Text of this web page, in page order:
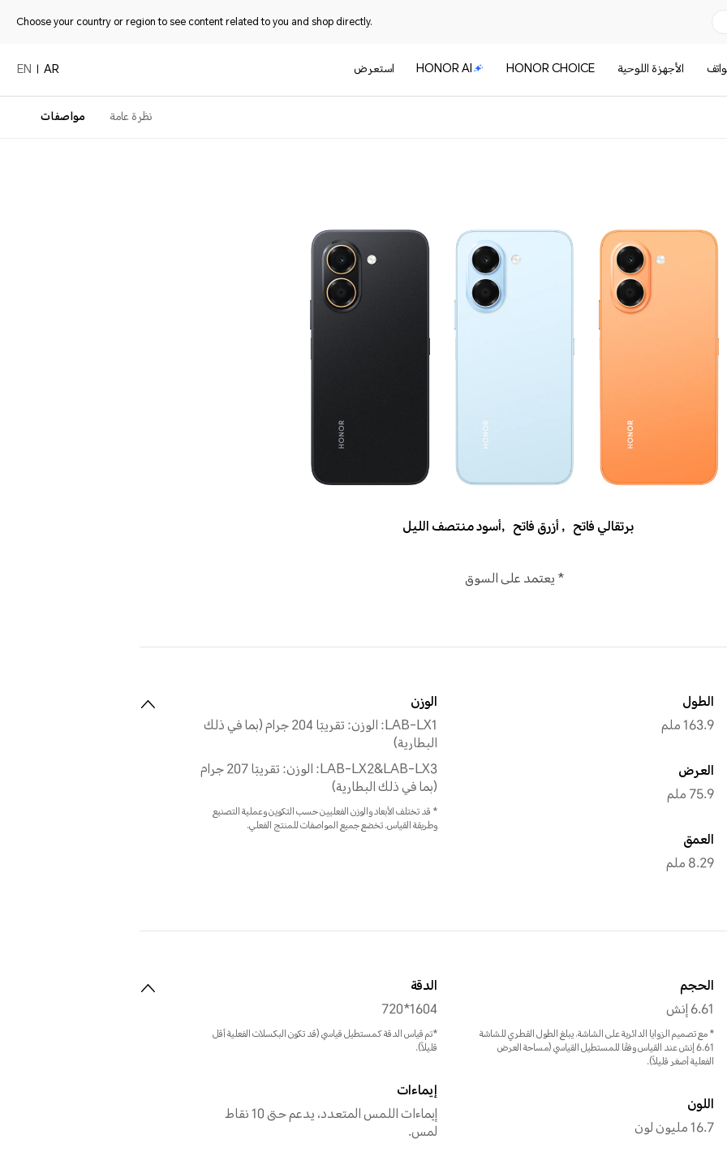
Choose your country or region to see content related to you and shop directly.
الأجهزة اللوحية HONOR CHOICE
HONOR AI استعرض AR
EN
نظرة عامة مواصفات
برتقالي فاتح ,أزرق فاتح ,أسود منتصف الليل
* يعتمد على السوق
الطول
163.9 ملم
العرض
75.9 ملم
العمق
8.29 ملم
الوزن
LAB-LX1: الوزن: تقريبًا 204 جرام (بما في ذلك
البطارية)
LAB-LX2&LAB-LX3: الوزن: تقريبًا 207 جرام
(بما في ذلك البطارية)
* قد تختلف الأبعاد والوزن الفعليين حسب التكوين وعملية التصنيع
وطريقة القياس. تخضع جميع المواصفات للمنتج الفعلي.
الحجم
6.61 إنش
* مع تصميم الزوايا الدائرية على الشاشة، يبلغ الطول القطري للشاشة
6.61 إنش عند القياس وفقًا للمستطيل القياسي (مساحة العرض
الفعلية أصغر قليلاً).
اللون
16.7 مليون لون
الدقة
1604*720
*تم قياس الدقة كمستطيل قياسي (قد تكون البكسلات الفعلية أقل
قليلاً).
إيماءات
إيماءات اللمس المتعدد، يدعم حتى 10 نقاط
لمس.